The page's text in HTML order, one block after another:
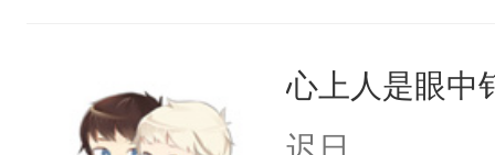
道吗？大师
二师兄了。
心上人是眼中